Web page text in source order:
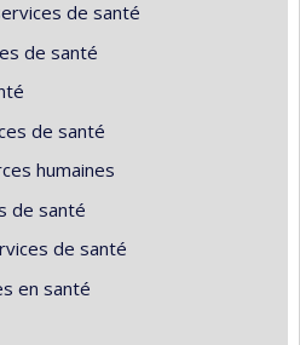
de santé
de santé
de santé
humaines
de santé
de santé
en santé